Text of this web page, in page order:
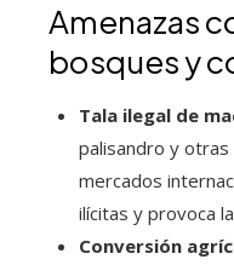
Amenazas
bosques y
Tala ilegal de
palisandro y
mercados
ilícitas y provoca
Conversión